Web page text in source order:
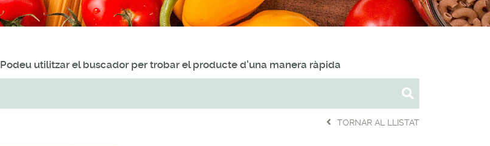
Podeu utilitzar el buscador per trobar el producte d'una manera ràpida
TORNAR AL LLISTAT